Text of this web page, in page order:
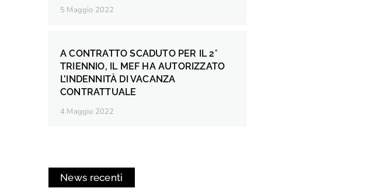
5 Maggio 2022
A CONTRATTO SCADUTO PER IL 2°
TRIENNIO, IL MEF HA AUTORIZZATO
L’INDENNITÀ DI VACANZA
CONTRATTUALE
4 Maggio 2022
News recenti